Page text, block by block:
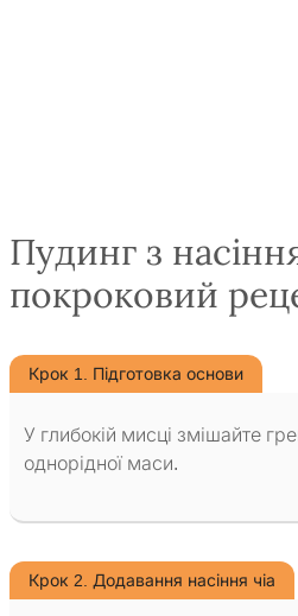
Пудинг з
покроковий
Крок 1. Підготовка основи
У глибокій мисці змішайте
однорідної маси.
Крок 2. Додавання насіння чіа